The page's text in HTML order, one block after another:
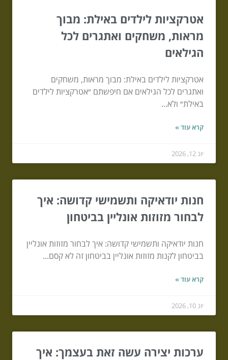
אטרקציות לילדים באילת: מבוך
מראות, משחקים ואתגרים לכל
הגילאים
אטרקציות לילדים באילת: מבוך מראות, משחקים
ואתגרים לכל הגילאים אם חיפשתם ״אטרקציות לילדים
באילת״ ולא...
קרא עוד »
יונ 12, 2026
חנות יודאיקה ותשמישי קדושה: איך
לבחור מזוזות אונליין בביטחון
חנות יודאיקה ותשמישי קדושה: איך לבחור מזוזות אונליין
בביטחון לקנות מזוזות אונליין בביטחון זה לא קסם...
קרא עוד »
יונ 10, 2026
ערכות יצירה עשה זאת בעצמך: איך